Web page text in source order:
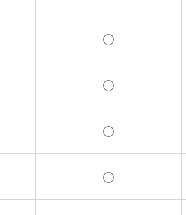
◯
◯
◯
◯